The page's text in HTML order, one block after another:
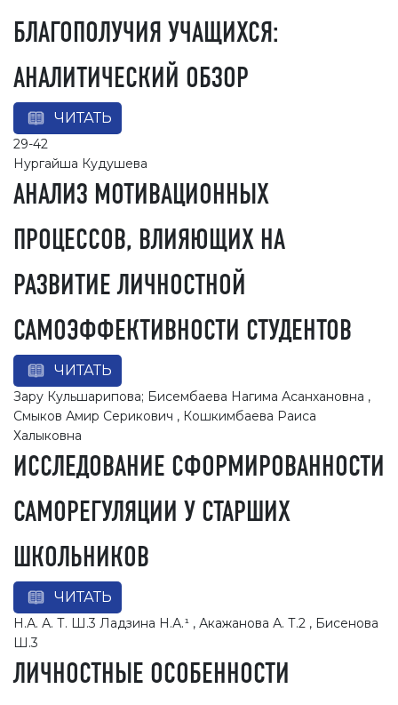
БЛАГОПОЛУЧИЯ УЧАЩИХСЯ:
АНАЛИТИЧЕСКИЙ ОБЗОР
ЧИТАТЬ
29-42
Нургайша Кудушева
АНАЛИЗ МОТИВАЦИОННЫХ
ПРОЦЕССОВ, ВЛИЯЮЩИХ НА
РАЗВИТИЕ ЛИЧНОСТНОЙ
САМОЭФФЕКТИВНОСТИ СТУДЕНТОВ
ЧИТАТЬ
Зару Кульшарипова; Бисембаева Нагима Асанхановна ,
Смыков Амир Серикович , Кошкимбаева Раиса
Халыковна
ИССЛЕДОВАНИЕ СФОРМИРОВАННОСТИ
САМОРЕГУЛЯЦИИ У СТАРШИХ
ШКОЛЬНИКОВ
ЧИТАТЬ
Н.А. А. Т. Ш.3 Ладзина Н.А.¹ , Акажанова А. Т.2 , Бисенова
Ш.3
ЛИЧНОСТНЫЕ ОСОБЕННОСТИ